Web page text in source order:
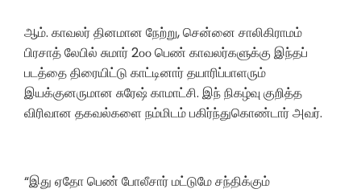
ஆம். காவலர் தினமான நேற்று, சென்னை சாலிகிராமம்
பிரசாத் லேபில் சுமார் 2௦௦ பெண் காவலர்களுக்கு இந்தப்
படத்தை திரையிட்டு காட்டினார் தயாரிப்பாளரும்
இயக்குனருமான சுரேஷ் காமாட்சி. இந் நிகழ்வு குறித்த
விரிவான தகவல்களை நம்மிடம் பகிர்ந்துகொண்டார் அவர்.
“இது ஏதோ பெண் போலீசார் மட்டுமே சந்திக்கும்